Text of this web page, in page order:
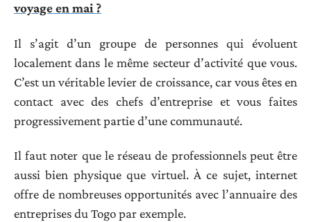
voyage en mai ?
Il s’agit d’un groupe de personnes qui évoluent
localement dans le même secteur d’activité que vous.
C’est un véritable levier de croissance, car vous êtes en
contact avec des chefs d’entreprise et vous faites
progressivement partie d’une communauté.
Il faut noter que le réseau de professionnels peut être
aussi bien physique que virtuel. À ce sujet, internet
offre de nombreuses opportunités avec l’annuaire des
entreprises du Togo par exemple.